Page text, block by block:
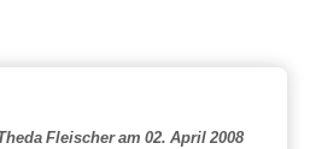
Fleischer am 02. April 2008